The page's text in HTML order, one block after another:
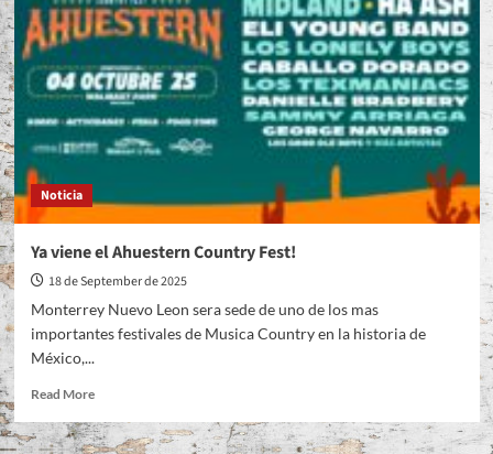
Noticia
Ya viene el Ahuestern Country Fest!
18 de September de 2025
Monterrey Nuevo Leon sera sede de uno de los mas
importantes festivales de Musica Country en la historia de
México,...
Read MoreRead
about